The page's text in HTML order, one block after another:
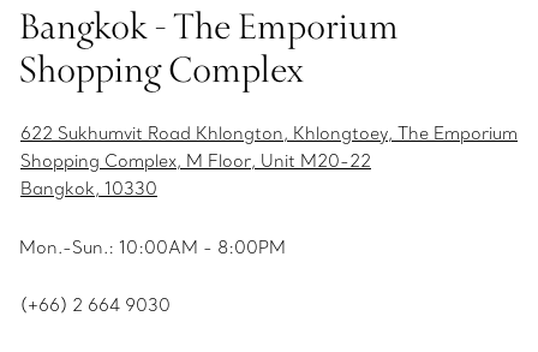
Bangkok - The Emporium
Shopping Complex
622 Sukhumvit Road Khlongton, Khlongtoey, The Emporium
Shopping Complex, M Floor, Unit M20-22
Bangkok, 10330
Mon.-Sun.: 10:00AM - 8:00PM
(+66) 2 664 9030